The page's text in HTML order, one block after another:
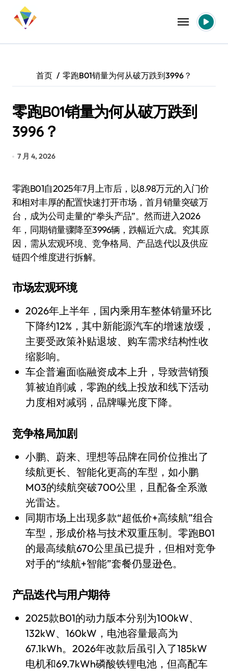
首页 零跑B01销量为何从破万跌到3996？
零跑B01销量为何从破万跌到
3996？
7 月 4, 2026
零跑B01自2025年7月上市后，以8.98万元的入门价
和相对丰厚的配置快速打开市场，首月销量突破万
台，成为公司走量的“拳头产品”。然而进入2026
年，同期销量骤降至3996辆，跌幅近六成。究其原
因，需从宏观环境、竞争格局、产品迭代以及供应
链四个维度进行拆解。
市场宏观环境
2026年上半年，国内乘用车整体销量环比
下降约12%，其中新能源汽车的增速放缓，
主要受政策补贴退坡、购车需求结构性收
缩影响。
车企普遍面临融资成本上升，导致营销预
算被迫削减，零跑的线上投放和线下活动
力度相对减弱，品牌曝光度下降。
竞争格局加剧
小鹏、蔚来、理想等品牌在同价位推出了
续航更长、智能化更高的车型，如小鹏
M03的续航突破700公里，且配备全系激
光雷达。
同期市场上出现多款“超低价+高续航”组合
车型，形成价格与技术双重压制。零跑B01
的最高续航670公里虽已提升，但相对竞争
对手的“续航+智能”套餐仍显逊色。
产品迭代与用户期待
2025款B01的动力版本分别为100kW、
132kW、160kW，电池容量最高为
67.1kWh。2026年改款后虽引入了185kW
电机和69.7kWh磷酸铁锂电池，但高配车